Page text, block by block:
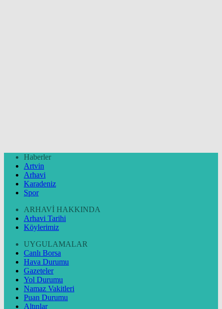
Haberler
Artvin
Arhavi
Karadeniz
Spor
ARHAVİ HAKKINDA
Arhavi Tarihi
Köylerimiz
UYGULAMALAR
Canlı Borsa
Hava Durumu
Gazeteler
Yol Durumu
Namaz Vakitleri
Puan Durumu
Altınlar